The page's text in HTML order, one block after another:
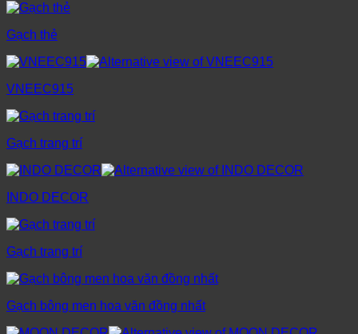
Gạch thẻ
VNEEC915
Gạch trang trí
INDO DECOR
Gạch trang trí
Gạch bông men hoa văn đồng nhất